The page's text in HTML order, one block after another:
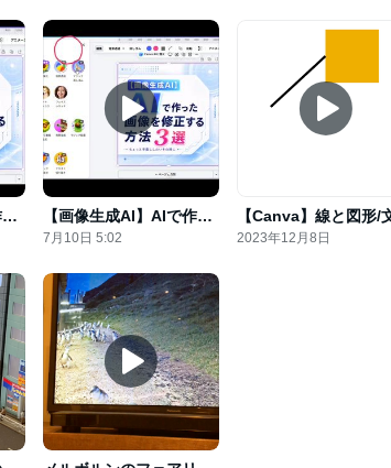
【画像生成AI】AIで作った画像を修正する方法5選 【画像生成AI】AIで作った画像を修正する方法5選
7月10日 5:02 2023年12月8日